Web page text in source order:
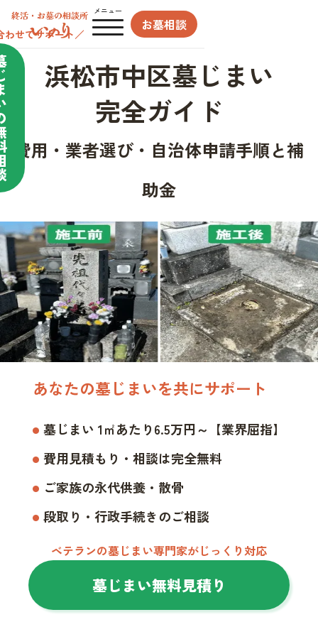
メニュー
お墓相談
わせてサポート／
浜松市中区墓じまい
完全ガイド
費用・業者選び・自治体申請手順と補
助金
あなたの墓じまいを共にサポート
墓じまい 1㎡あたり6.5万円～【業界屈指】
費用見積もり・相談は完全無料
ご家族の永代供養・散骨
段取り・行政手続きのご相談
ベテランの墓じまい専門家がじっくり対応
墓じまい無料見積り